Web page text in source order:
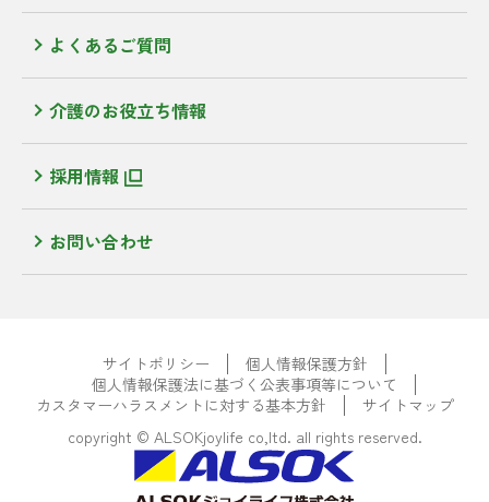
よくあるご質問
介護のお役立ち情報
採用情報
お問い合わせ
サイトポリシー
個人情報保護方針
個人情報保護法に基づく公表事項等について
カスタマーハラスメントに対する基本方針
サイトマップ
copyright © ALSOKjoylife co,ltd. all rights reserved.